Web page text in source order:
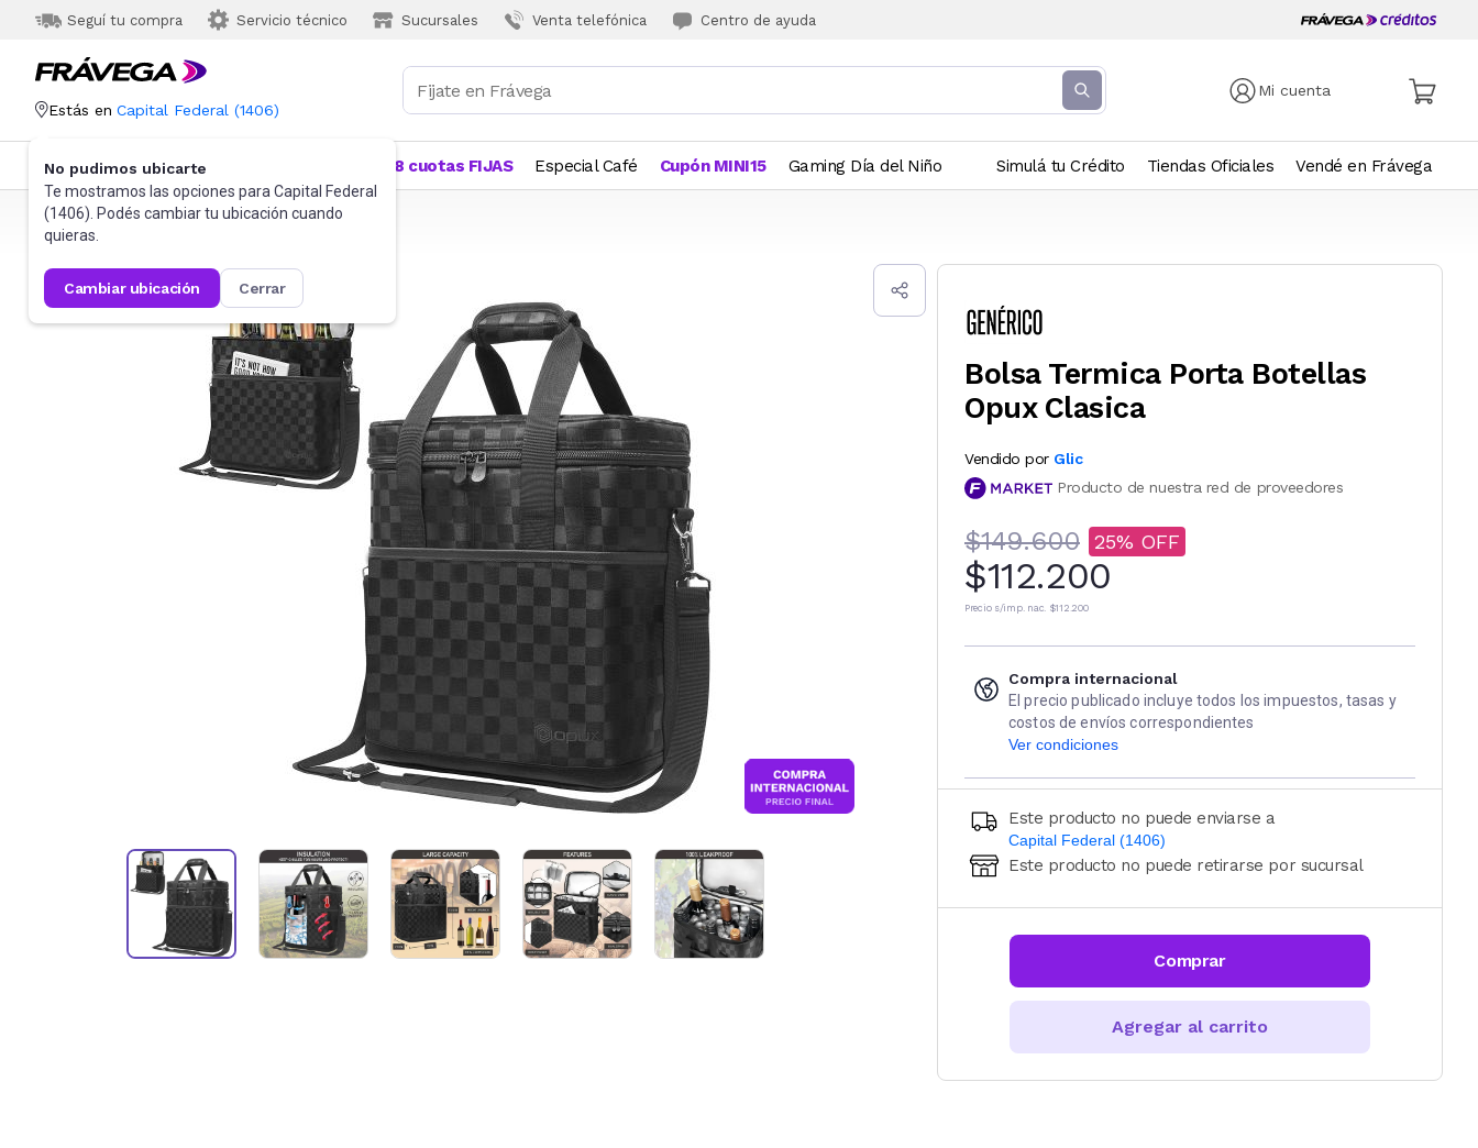
Seguí tu compra Servicio técnico Sucursales Venta telefónica Centro de ayuda
Mi cuenta
Estás en Capital Federal (1406)
No pudimos ubicarte
Te mostramos las opciones para Capital Federal
(1406). Podés cambiar tu ubicación cuando
quieras.
cambiar ubicación cerrar
Categorías Más Vendidos 18 cuotas FIJAS Especial Café Cupón MINI15 Gaming Día del Niño Simulá tu Crédito Tiendas Oficiales Vendé en Frávega
Frávega Hogar
Bolsa Termica Porta Botellas
Opux Clasica
Vendido por Glic
Producto de nuestra red de proveedores
$149.600 25
$112.200
Precio s/imp. nac. $112.200
Compra internacional
El precio publicado incluye todos los impuestos, tasas y
costos de envíos correspondientes
Ver condiciones
Este producto no puede enviarse a
Capital Federal (1406)
Ingresá código postal (sólo números)
CALCULAR
Este producto no puede retirarse por sucursal
Comprar
Agregar al carrito